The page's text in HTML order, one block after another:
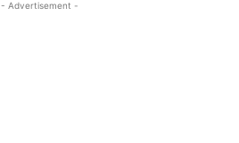
- Advertisement -